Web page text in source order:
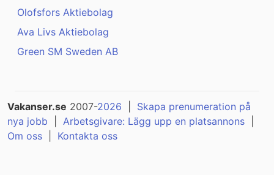
Olofsfors Aktiebolag
Ava Livs Aktiebolag
Green SM Sweden AB
Vakanser.se 2007-2026
Skapa prenumeration på
nya jobb
Arbetsgivare: Lägg upp en platsannons
Om oss
Kontakta oss